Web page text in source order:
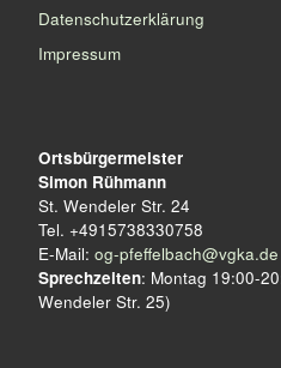
Datenschutzerklärung
Impressum
Ortsbürgermeister
Simon Rühmann
St. Wendeler Str. 24
Tel. +4915738330758
E-Mail: og-pfeffelbach@vgka.de
Sprechzeiten: Montag 19:00-
Wendeler Str. 25)